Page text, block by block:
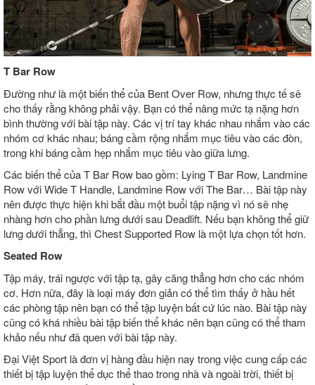
T Bar Row
Đường như là một biến thể của Bent Over Row, nhưng thực tế sẽ
cho thấy rằng không phải vậy. Bạn có thể nâng mức tạ nặng hơn
bình thường với bài tập này. Các vị trí tay khác nhau nhắm vào các
nhóm cơ khác nhau; báng cầm rộng nhắm mục tiêu vào các đòn,
trong khi báng cầm hẹp nhắm mục tiêu vào giữa lưng.
Các biến thể của T Bar Row bao gồm: Lying T Bar Row, Landmine
Row với Wide T Handle, Landmine Row với The Bar… Bài tập này
nên được thực hiện khi bắt đầu một buổi tập nặng vì nó sẽ nhẹ
nhàng hơn cho phần lưng dưới sau Deadlift. Nếu bạn không thể giữ
lưng dưới thẳng, thì Chest Supported Row là một lựa chọn tốt hơn.
Seated Row
Tập máy, trái ngược với tập tạ, gây căng thẳng hơn cho các nhóm
cơ. Hơn nữa, đây là loại máy đơn giản có thể tìm thấy ở hầu hết
các phòng tập nên bạn có thể tập luyện bất cứ lúc nào. Bài tập này
cũng có khá nhiều bài tập biến thể khác nên bạn cũng có thể tham
khảo nếu như đã quen với bài tập này.
Đại Việt Sport là đơn vị hàng đầu hiện nay trong việc cung cấp các
thiết bị tập luyện thể dục thể thao trong nhà và ngoài trời, thiết bị